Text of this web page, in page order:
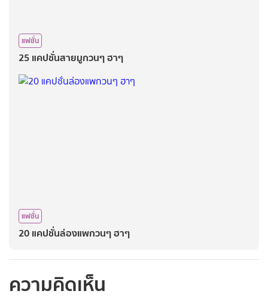
แฟชั่น
25 แคปชั่นสายมูกวนๆ ฮาๆ
แฟชั่น
20 แคปชั่นล่องแพกวนๆ ฮาๆ
ความคิดเห็น